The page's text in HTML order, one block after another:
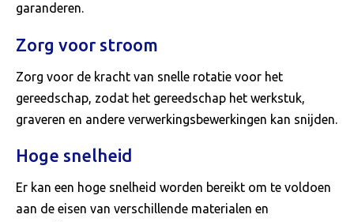
garanderen.
Zorg voor stroom
Zorg voor de kracht van snelle rotatie voor het
gereedschap, zodat het gereedschap het werkstuk,
graveren en andere verwerkingsbewerkingen kan snijden.
Hoge snelheid
Er kan een hoge snelheid worden bereikt om te voldoen
aan de eisen van verschillende materialen en